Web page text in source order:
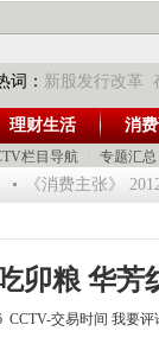
词： 新股发行改革
栏目导航 专题汇总
理财生活 消
《消费主张》
卯粮 华芳
CCTV-交易时间 我要评